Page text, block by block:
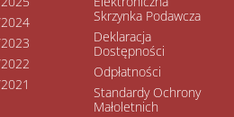
Skrzynka Podawcza
Deklaracja
Dostępności
Odpłatności
Standardy Ochrony
Małoletnich